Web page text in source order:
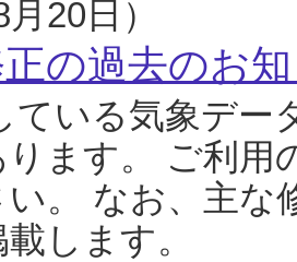
20日）
の過去のお
いる気象デー
ます。 ご利用
。 なお、主な
します。